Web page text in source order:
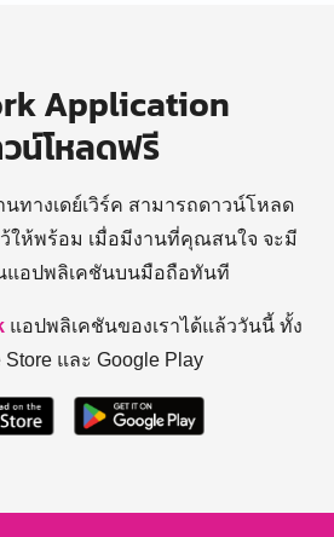
Application
น์โหลดฟรี
ทางเดย์เวิร์ค สามารถดาวน์โหลด
ให้พร้อม เมื่อมีงานที่คุณสนใจ จะมี
แอปพลิเคชันบนมือถือทันที
แอปพลิเคชันของเราได้แล้ววันนี้ ทั้ง
Store และ Google Play